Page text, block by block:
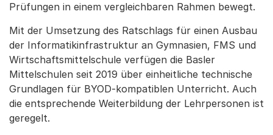
Prüfungen in einem vergleichbaren Rahmen bewegt.
Mit der Umsetzung des Ratschlags für einen Ausbau
der Informatikinfrastruktur an Gymnasien, FMS und
Wirtschaftsmittelschule verfügen die Basler
Mittelschulen seit 2019 über einheitliche technische
Grundlagen für BYOD-kompatiblen Unterricht. Auch
die entsprechende Weiterbildung der Lehrpersonen ist
geregelt.